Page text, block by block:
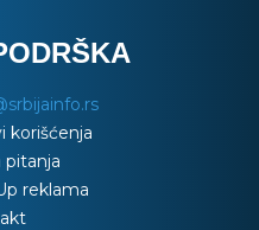
korišćenja
pitanja
reklama